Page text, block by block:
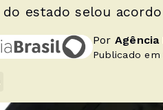
do estado selou
Por Agência
Publicado em